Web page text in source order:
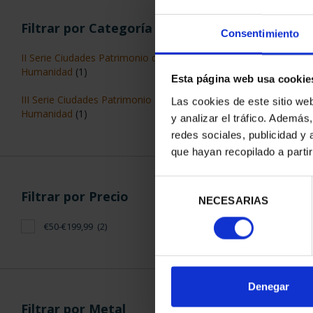
Consentimiento
Esta página web usa
Las cookies de este sitio
y analizar el tráfico.
redes sociales, publicidad y
que hayan recopilado a
consentimiento
NECESARIAS
Denegar
Filtrar por Categoría
II Serie Ciudades Patrimonio de la
Humanidad (1)
III Serie Ciudades Patrimonio de la
Humanidad (1)
Filtrar por Precio
€50-€199,99 (2)
Filtrar por Metal
CIUDADES
ORDENAR POR: